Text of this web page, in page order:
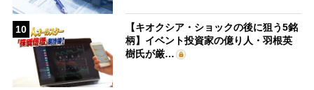
10
【キオクシア・ショックの後に狙う5銘
柄】イベント投資家の億り人・羽根英
樹氏が厳…